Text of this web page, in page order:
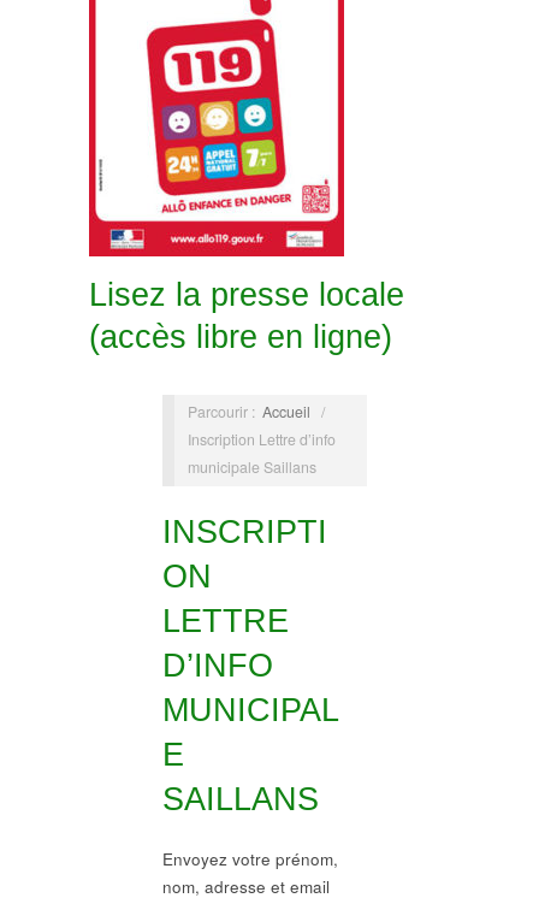
Lisez la presse locale
(accès libre en ligne)
Parcourir : Accueil /
Inscription Lettre d’info
municipale Saillans
INSCRIPTI
ON
LETTRE
D’INFO
MUNICIPAL
E
SAILLANS
Envoyez votre prénom,
nom, adresse et email